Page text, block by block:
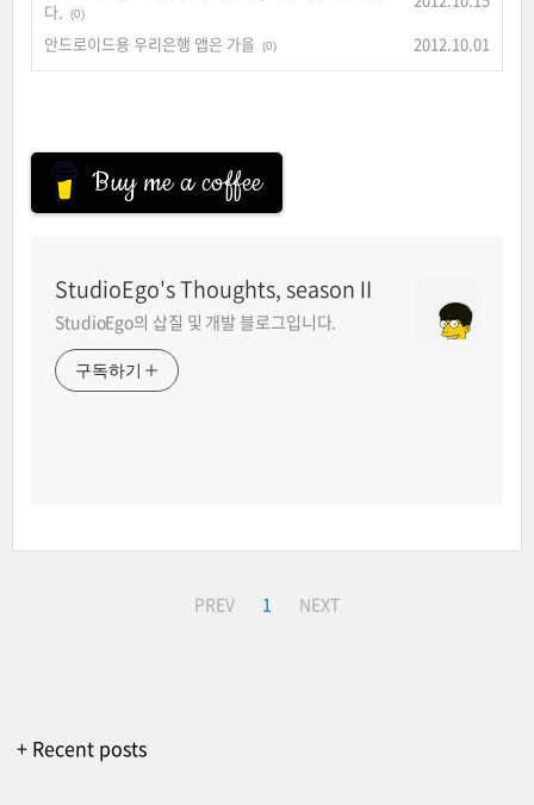
다.
(0)
안드로이드용 우리은행 앱은 가을
(0) 2012.10.01
Buy me a coffee
StudioEgo's Thoughts, seasonⅡ
StudioEgo의 삽질 및 개발 블로그입니다.
구독하기
PREV 1 NEXT
+ Recent posts